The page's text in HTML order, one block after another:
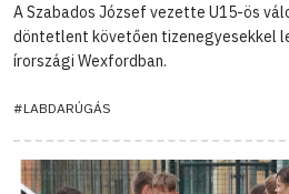
A Szabados József vezette U15-ös
döntetlent követően tizenegyesekkel
írországi Wexfordban.
#LABDARÚGÁS